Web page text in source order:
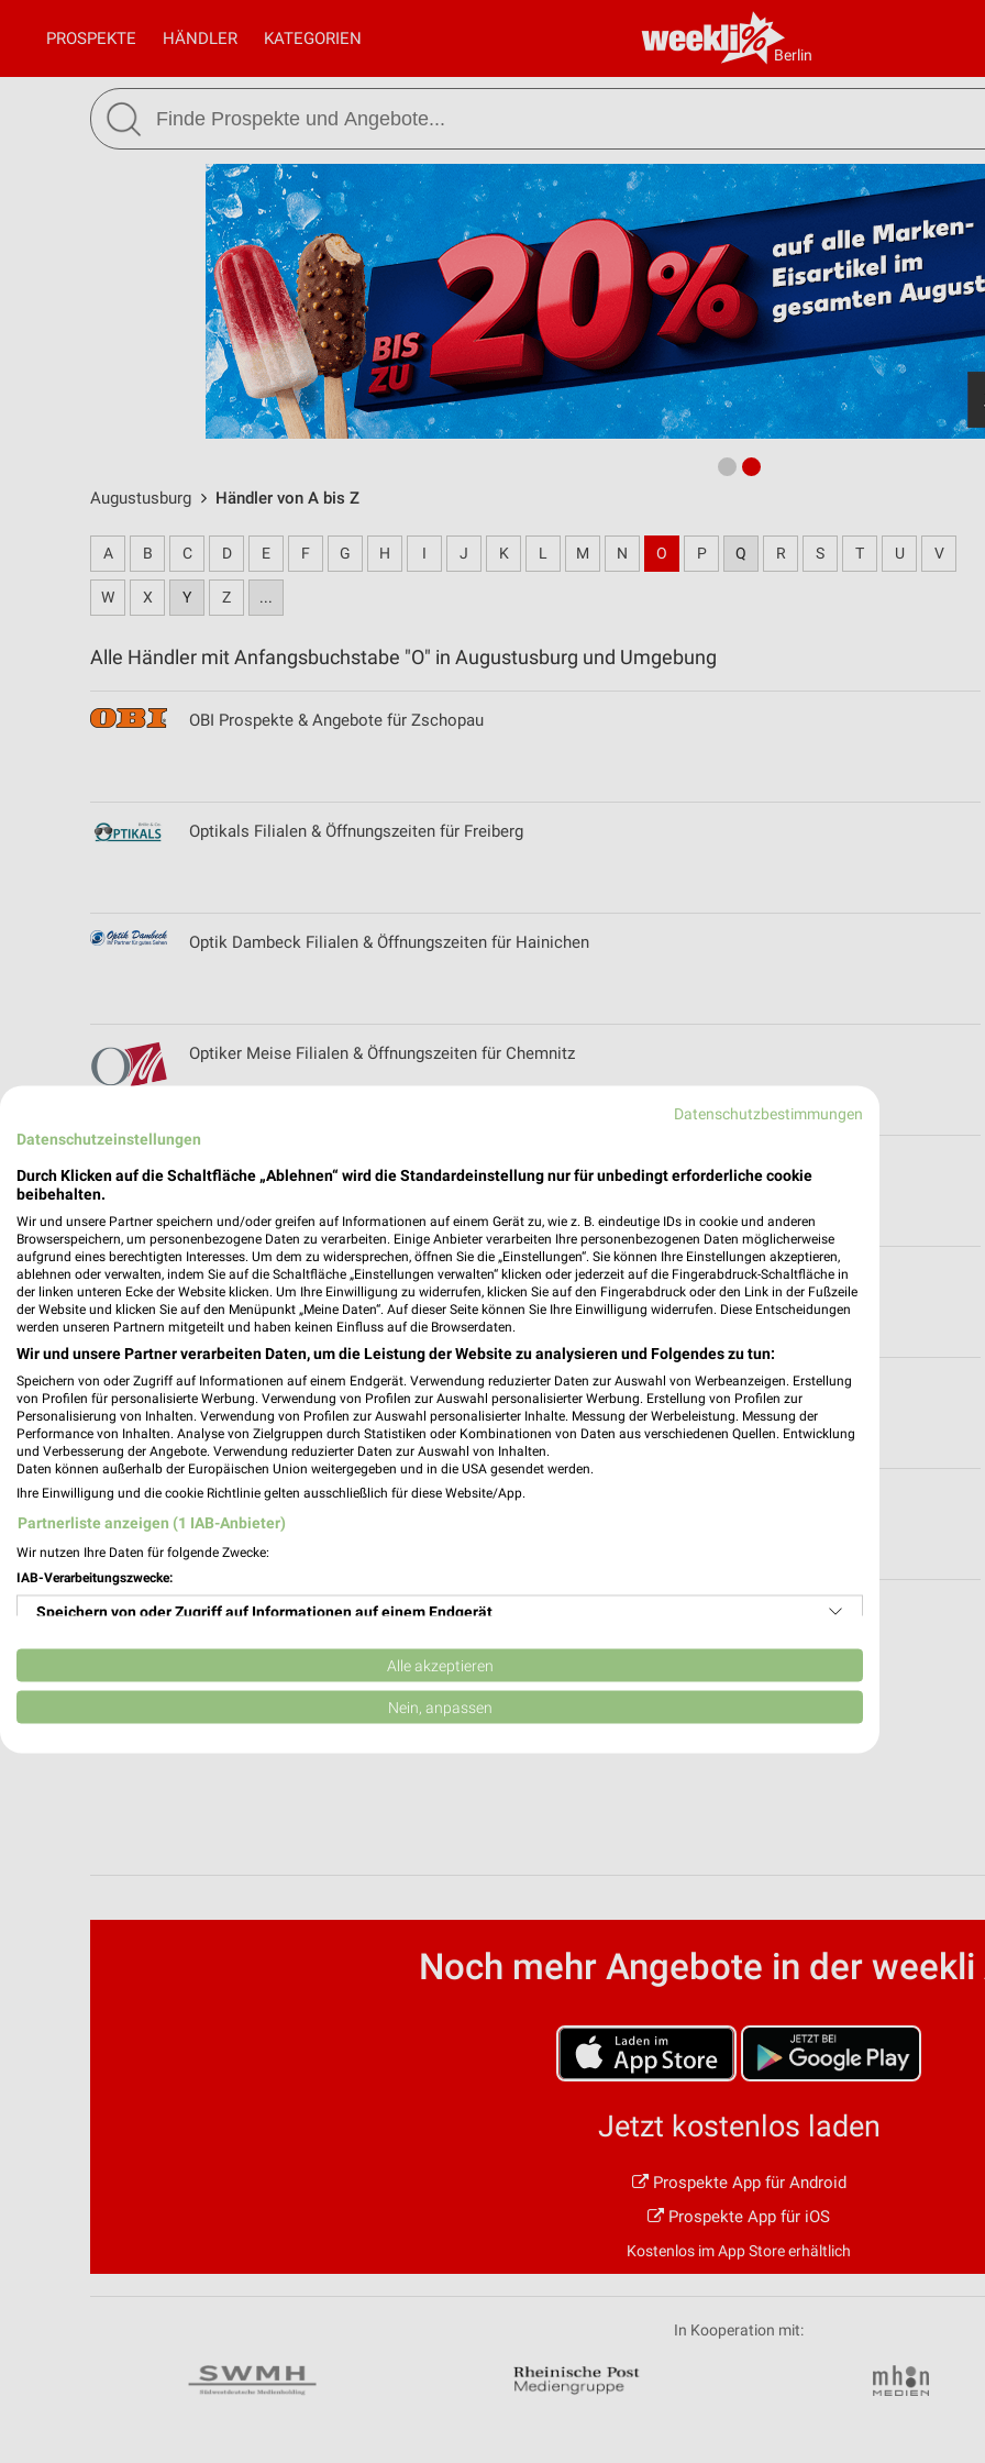
Berlin
PROSPEKTE HÄNDLER KATEGORIEN
Augustusburg Händler von A bis Z
A B C D E F G H I J K L M N O P Q R S T U V
W X Y Z ...
Alle Händler mit Anfangsbuchstabe "O" in Augustusburg und Umgebung
OBI Prospekte & Angebote für Zschopau
Optikals Filialen & Öffnungszeiten für Freiberg
Optik Dambeck Filialen & Öffnungszeiten für Hainichen
Optiker Meise Filialen & Öffnungszeiten für Chemnitz
Optik Neubert Filialen & Öffnungszeiten für Zwönitz
Optik Steudel Filialen & Öffnungszeiten für Geyer
Opti Wohnwelt Filialen & Öffnungszeiten für Finsterwalde
Orthopädie Ludwig Filialen & Öffnungszeiten für Neukirchen/Erzg.
Outdoor Sports Outlet Filialen & Öffnungszeiten für Neukirchen
Noch mehr Angebote in der weekli
Jetzt kostenlos laden
Prospekte App für Android
Prospekte App für iOS
Kostenlos im App Store erhältlich
In Kooperation mit:
Datenschutzbestimmungen
Datenschutzeinstellungen
Durch Klicken auf die Schaltfläche „Ablehnen“ wird die Standardeinstellung nur für unbedingt erforderliche cookie
beibehalten.
Wir und unsere Partner speichern und/oder greifen auf Informationen auf einem Gerät zu, wie z. B. eindeutige IDs in cookie und anderen
Browserspeichern, um personenbezogene Daten zu verarbeiten. Einige Anbieter verarbeiten Ihre personenbezogenen Daten möglicherweise
aufgrund eines berechtigten Interesses. Um dem zu widersprechen, öffnen Sie die „Einstellungen“. Sie können Ihre Einstellungen akzeptieren,
ablehnen oder verwalten, indem Sie auf die Schaltfläche „Einstellungen verwalten“ klicken oder jederzeit auf die Fingerabdruck-Schaltfläche in
der linken unteren Ecke der Website klicken. Um Ihre Einwilligung zu widerrufen, klicken Sie auf den Fingerabdruck oder den Link in der Fußzeile
der Website und klicken Sie auf den Menüpunkt „Meine Daten“. Auf dieser Seite können Sie Ihre Einwilligung widerrufen. Diese Entscheidungen
werden unseren Partnern mitgeteilt und haben keinen Einfluss auf die Browserdaten.
Wir und unsere Partner verarbeiten Daten, um die Leistung der Website zu analysieren und Folgendes zu tun:
Speichern von oder Zugriff auf Informationen auf einem Endgerät. Verwendung reduzierter Daten zur Auswahl von Werbeanzeigen. Erstellung
von Profilen für personalisierte Werbung. Verwendung von Profilen zur Auswahl personalisierter Werbung. Erstellung von Profilen zur
Personalisierung von Inhalten. Verwendung von Profilen zur Auswahl personalisierter Inhalte. Messung der Werbeleistung. Messung der
Performance von Inhalten. Analyse von Zielgruppen durch Statistiken oder Kombinationen von Daten aus verschiedenen Quellen. Entwicklung
und Verbesserung der Angebote. Verwendung reduzierter Daten zur Auswahl von Inhalten.
Daten können außerhalb der Europäischen Union weitergegeben und in die USA gesendet werden.
Ihre Einwilligung und die cookie Richtlinie gelten ausschließlich für diese Website/App.
Partnerliste anzeigen (1 IAB-Anbieter)
Wir nutzen Ihre Daten für folgende Zwecke:
IAB-Verarbeitungszwecke:
Speichern von oder Zugriff auf Informationen auf einem Endgerät
Verwendung reduzierter Daten zur Auswahl von Werbeanzeigen
Erstellung von Profilen für personalisierte Werbung
Analyse von Zielgruppen durch Statistiken oder Kombinationen von Daten aus verschiedenen
Alle akzeptieren
Nein, anpassen